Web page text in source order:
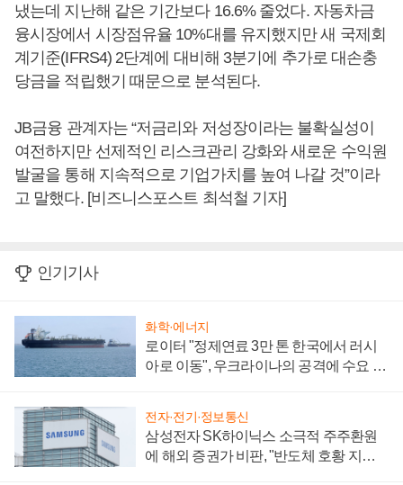
냈는데 지난해 같은 기간보다 16.6% 줄었다. 자동차금
융시장에서 시장점유율 10%대를 유지했지만 새 국제회
계기준(IFRS4) 2단계에 대비해 3분기에 추가로 대손충
당금을 적립했기 때문으로 분석된다.
JB금융 관계자는 “저금리와 저성장이라는 불확실성이
여전하지만 선제적인 리스크관리 강화와 새로운 수익원
발굴을 통해 지속적으로 기업가치를 높여 나갈 것”이라
고 말했다. [비즈니스포스트 최석철 기자]
인기기사
화학·에너지
로이터 "정제연료 3만 톤 한국에서 러시
아로 이동", 우크라이나의 공격에 수요 늘
전자·전기·정보통신
삼성전자 SK하이닉스 소극적 주주환원
에 해외 증권가 비판, "반도체 호황 지속